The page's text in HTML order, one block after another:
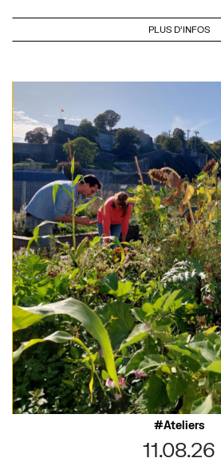
PLUS D'INFOS
Ateliers
11.08.26